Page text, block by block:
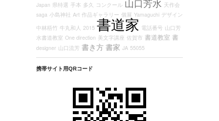
Japan 県特選 手本 多久 コンクール 山口芳水 天作会
saga 小島神社 Art 作品ギャラリー 個展 Yamaguchi デザイン
中林梧竹 牛丸和人 2015 書道家 電話番号 山口芳
水書道教室 One direction 美文字講座 佐賀市 書道教室 書
designer 山口流芳 書き方書家 JA 55055
携帯サイト用QRコード